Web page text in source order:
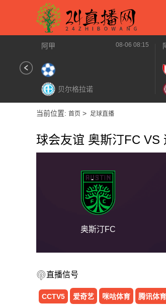
阿甲 08-06 08:15
贝尔格拉诺
当前位置: 首页 > 足球直播
球会友谊 奥斯汀FC VS
奥斯汀FC
直播信号
CCTV5 爱奇艺 咪咕体育 腾讯体育